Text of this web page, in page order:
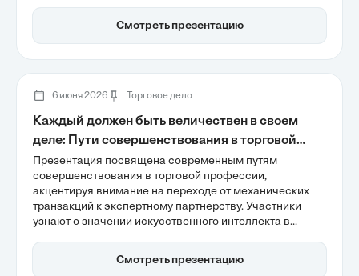
стратегических задачах, направленных на
оптимизацию цепочек поставок и минимизацию
Смотреть презентацию
6 июня 2026 Торговое дело
Каждый должен быть величествен в своем
деле: Пути совершенствования в торговой
профессии
Презентация посвящена современным путям
совершенствования в торговой профессии,
акцентируя внимание на переходе от механических
транзакций к экспертному партнерству. Участники
узнают о значении искусственного интеллекта в
открывает новые горизонты для личного развития.
Также будет рассмотрено, как критическое мышление
Смотреть презентацию